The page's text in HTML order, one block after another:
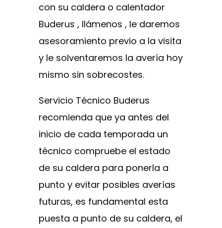
con su caldera o calentador
Buderus , llámenos , le daremos
asesoramiento previo a la visita
y le solventaremos la avería hoy
mismo sin sobrecostes.
Servicio Técnico Buderus
recomienda que ya antes del
inicio de cada temporada un
técnico compruebe el estado
de su caldera para ponerla a
punto y evitar posibles averías
futuras, es fundamental esta
puesta a punto de su caldera, el